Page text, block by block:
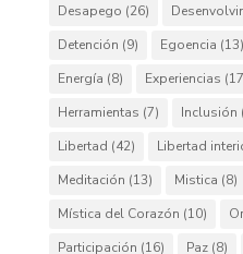
Desapego (26)
Detención (9) Egoencia (13)
Energía (8) Experiencias
Herramientas (7) Inclusión
Libertad (42) Libertad
Meditación (13) Mistica (8)
Mística del Corazón (10)
Participación (16) Paz(8)